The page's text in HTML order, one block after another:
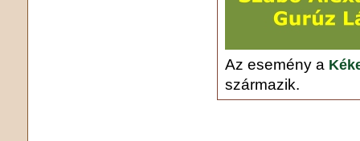
Az esemény a
származik.